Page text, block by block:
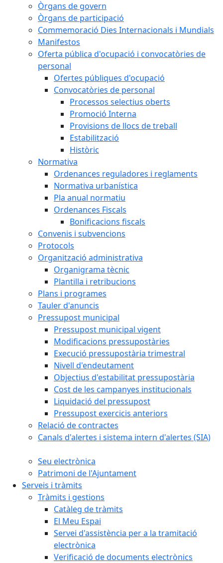
Òrgans de govern
Òrgans de participació
Commemoració Dies Internacionals i Mundials
Manifestos
Oferta pública d'ocupació i convocatòries de
personal
Ofertes públiques d'ocupació
Convocatòries de personal
Processos selectius oberts
Promoció Interna
Provisions de llocs de treball
Estabilització
Històric
Normativa
Ordenances reguladores i reglaments
Normativa urbanística
Pla anual normatiu
Ordenances Fiscals
Bonificacions fiscals
Convenis i subvencions
Protocols
Organització administrativa
Organigrama tècnic
Plantilla i retribucions
Plans i programes
Tauler d'anuncis
Pressupost municipal
Pressupost municipal vigent
Modificacions pressupostàries
Execució pressupostària trimestral
Nivell d'endeutament
Objectius d'estabilitat pressupostària
Cost de les campanyes institucionals
Liquidació del pressupost
Pressupost exercicis anteriors
Relació de contractes
Canals d'alertes i sistema intern d'alertes (SIA)
Seu electrònica
Patrimoni de l'Ajuntament
Serveis i tràmits
Tràmits i gestions
Catàleg de tràmits
El Meu Espai
Servei d'assistència per a la tramitació
electrònica
Verificació de documents electrònics